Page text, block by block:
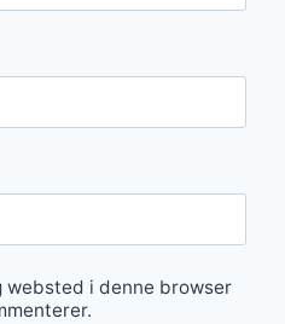
websted i denne browser